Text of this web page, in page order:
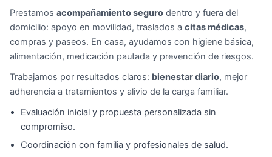
Prestamos acompañamiento seguro dentro y fuera del
domicilio: apoyo en movilidad, traslados a citas médicas,
compras y paseos. En casa, ayudamos con higiene básica,
alimentación, medicación pautada y prevención de riesgos.
Trabajamos por resultados claros: bienestar diario, mejor
adherencia a tratamientos y alivio de la carga familiar.
Evaluación inicial y propuesta personalizada sin
compromiso.
Coordinación con familia y profesionales de salud.